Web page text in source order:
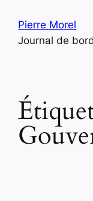
contenu
Pierre Morel
Journal de